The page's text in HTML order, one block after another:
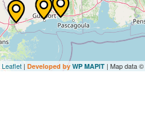
Leaflet | Developed by WP MAPIT | Map data ©